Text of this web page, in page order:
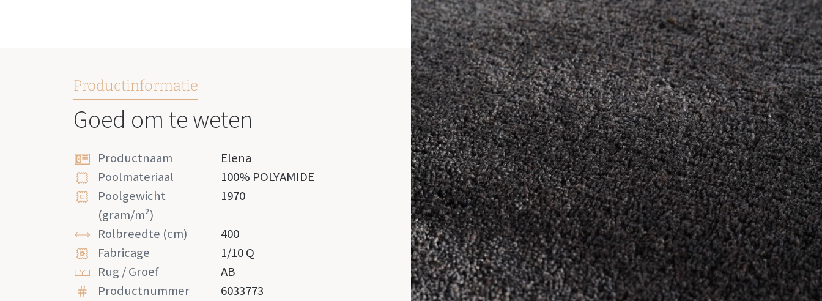
Productinformatie
Goed om te weten
Productnaam
Elena
Poolmateriaal
100% POLYAMIDE
Poolgewicht
(gram/m²)
1970
Rolbreedte (cm)
400
Fabricage
1/10 Q
Rug / Groef
AB
Productnummer
6033773